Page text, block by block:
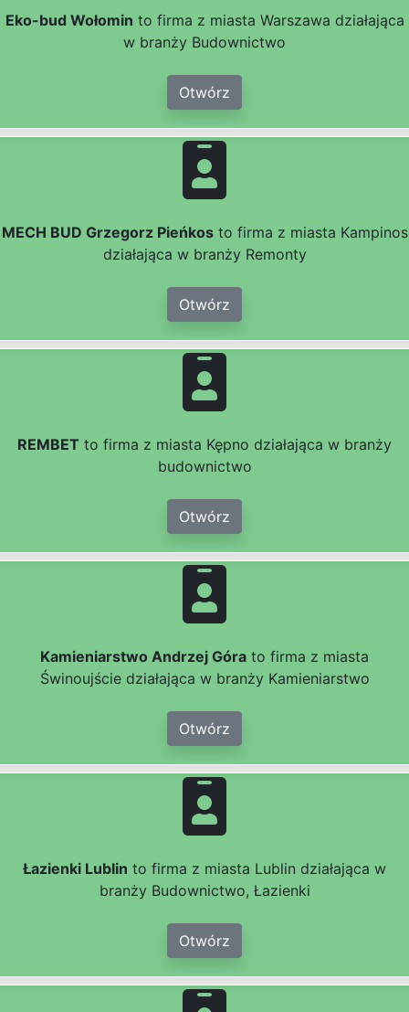
Eko-bud Wołomin to firma z miasta Warszawa działająca
w branży Budownictwo
Otwórz
MECH BUD Grzegorz Pieńkosto firma z miasta Kampinos
działająca w branży Remonty
Otwórz
REMBET to firma z miasta Kępno działająca w branży
budownictwo
Otwórz
Kamieniarstwo Andrzej Góra to firma z miasta
Świnoujście działająca w branży Kamieniarstwo
Otwórz
Łazienki Lublin to firma z miasta Lublin działająca w
branży Budownictwo, Łazienki
Otwórz